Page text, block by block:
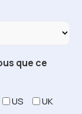
que ce
US
UK